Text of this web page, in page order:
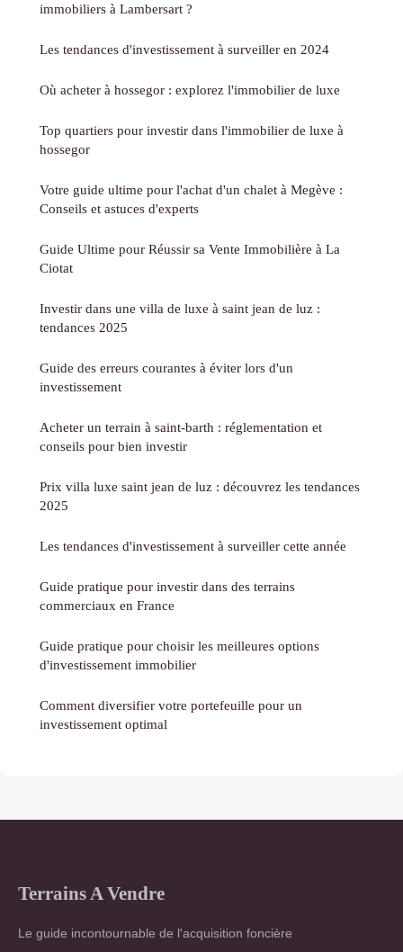
immobiliers à Lambersart ?
Les tendances d'investissement à surveiller en 2024
Où acheter à hossegor : explorez l'immobilier de luxe
Top quartiers pour investir dans l'immobilier de luxe à
hossegor
Votre guide ultime pour l'achat d'un chalet à Megève :
Conseils et astuces d'experts
Guide Ultime pour Réussir sa Vente Immobilière à La
Ciotat
Investir dans une villa de luxe à saint jean de luz :
tendances 2025
Guide des erreurs courantes à éviter lors d'un
investissement
Acheter un terrain à saint-barth : réglementation et
conseils pour bien investir
Prix villa luxe saint jean de luz : découvrez les tendances
2025
Les tendances d'investissement à surveiller cette année
Guide pratique pour investir dans des terrains
commerciaux en France
Guide pratique pour choisir les meilleures options
d'investissement immobilier
Comment diversifier votre portefeuille pour un
investissement optimal
Terrains A Vendre
Le guide incontournable de l'acquisition foncière